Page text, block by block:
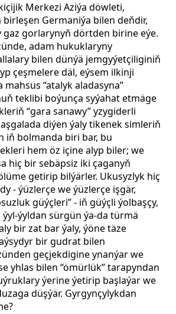
Merkezi Aziýa döwleti,
Germaniýa bilen deňdir,
gorlarynyň dörtden birine eýe.
adam hukuklaryny
bilen dünýä jemgyýetçiliginiň
çeşmelere däl, eýsem ilkinji
“atalyk aladasyna”
teklibi boýunça syýahat etmäge
“gara sanawy” yzygiderli
diýen ýaly tikenek simleriň
iň bolmanda biri bar, bu
hem öz içine alyp biler; we
hiç bir sebäpsiz iki çaganyň
getirip bilýärler. Ukusyzlyk hiç
- ýüzlerçe we ýüzlerçe işgär,
güýçleri” - iň güýçli ýolbaşçy,
ýyl-ýyldan sürgün ýa-da türmä
bir zat bar ýaly, ýöne täze
bir gudrat bilen
geçjekdigine ynanýar we
yhlas bilen “ömürlük” tarapyndan
ýerine ýetirip başlaýar we
düşýär. Gyrgynçylykdan